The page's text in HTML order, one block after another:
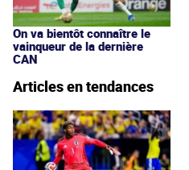
On va bientôt connaître le
vainqueur de la dernière
CAN
Articles en tendances